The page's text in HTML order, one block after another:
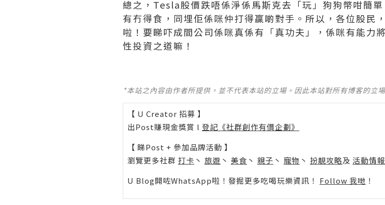
總之，Tesla股價跌唔係淨係馬斯克去「玩」狗狗幣咁簡單
有冇得食，同埋佢係咪仲打得贏啲對手。所以，各位股民
啦！要睇吓成間公司係咪真係有「真功夫」，係咪有能力
性投資之道嘛！
*本站之內容由作者所提供，並不代表本站的立場。因此本站對所有博客的立
【 U Creator 招募 】
出Post賺現金獎賞 l 登記《社群創作有價企劃》
【 睇Post + 參加品牌活動 】
瀏覽更多社群 打卡 丶 旅遊 丶 美食 丶 親子 丶 寵物 丶 扮靚攻略及 活動情報
U Blog開咗WhatsApp啦！發掘更多吃喝玩樂資訊！ Follow 我哋 ！